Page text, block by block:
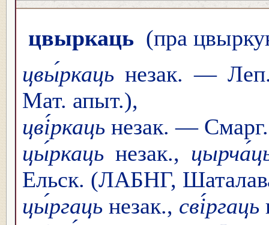
цвыркаць (пра
цвы́ркаць незак. —
Мат. апыт.),
цві́ркаць незак. —
цы́ркаць незак.,
Ельск. (ЛАБНГ,
цы́ргаць незак., сві́ргаць